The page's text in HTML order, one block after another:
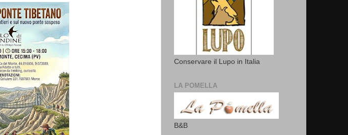
Conservare il Lupo in Italia
LA POMELLA
B&B